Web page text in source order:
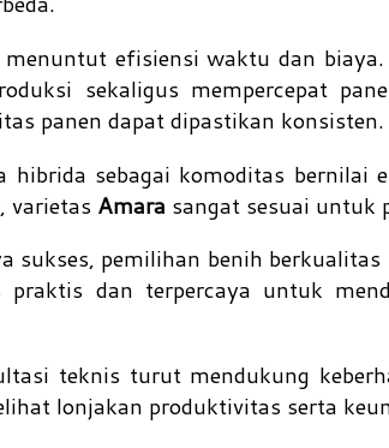
efisiensi waktu dan
sekaligus mempercepat
panen dapat dipastikan konsisten.
hibrida sebagai komoditas bernilai
varietas Amara sangat sesuai untuk
sukses, pemilihan benih
dan terpercaya untuk
teknis turut mendukung
lonjakan produktivitas serta